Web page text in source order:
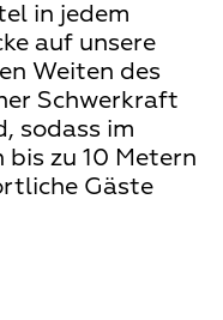
in jedem
auf unsere
Weiten des
Schwerkraft
sodass im
bis zu 10 Metern
Gäste